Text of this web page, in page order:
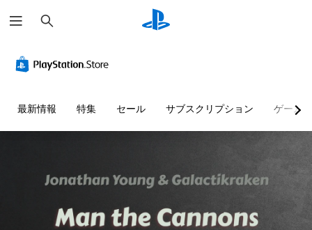
索
最新情報 特集 セール サブスクリプション ゲーム